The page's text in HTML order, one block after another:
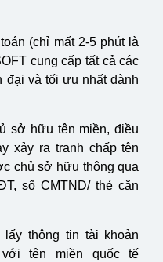
(chỉ mất 2-5 phút là
cung cấp tất cả các
đại và tối ưu nhất dành
sở hữu tên miền, điều
xảy ra tranh chấp tên
chủ sở hữu thông qua
số CMTND/ thẻ căn
thông tin tài khoản
tên miền quốc tế